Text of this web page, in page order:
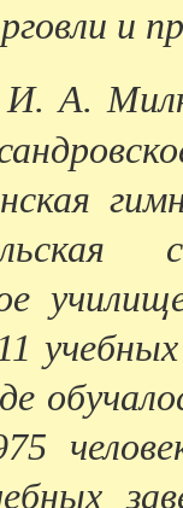
и
И. А.